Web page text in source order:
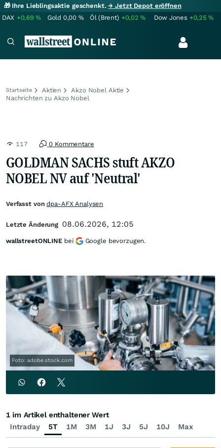
🎁 Ihre Lieblingsaktie geschenkt.→ Jetzt Depot eröffnen
DAX +0,69% Gold 0,00 % Öl (Brent) +0,02% Dow Jones +0,25%
Startseite Aktien
Akzo Nobel Aktie
Nachrichten zu Akzo Nobel
117 0 Kommentare
GOLDMAN SACHS stuft AKZO
NOBEL NV auf 'Neutral'
Foto: adobe.stock.com
Verfasst vondpa-AFX Analysen
Letzte Änderung 08.06.2026, 12:05
wallstreetONLINE bei Google bevorzugen.
Intraday 5T 1M 3M 1J 3J 5J 10J Max
1 im Artikel enthaltener Wert